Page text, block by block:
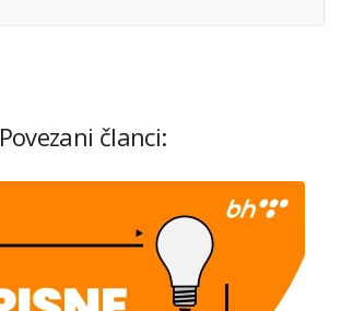
Povezani članci: